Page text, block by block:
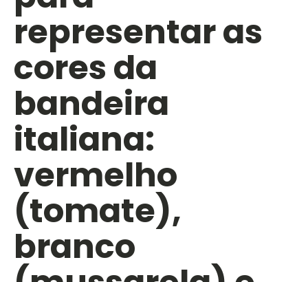
representar as
cores da
bandeira
italiana:
vermelho
(tomate),
branco